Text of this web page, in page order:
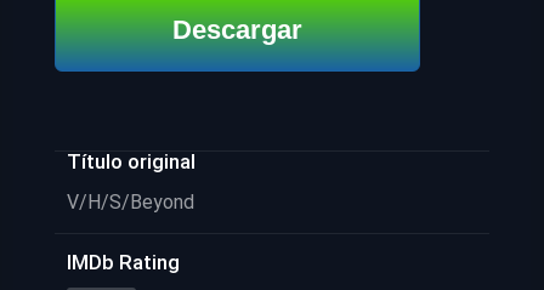
Descargar
Título original
V/H/S/Beyond
IMDb Rating